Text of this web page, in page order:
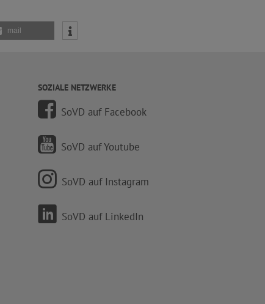
mail
SOZIALE NETZWERKE
SoVD auf Facebook
SoVD auf Youtube
SoVD auf Instagram
SoVD auf LinkedIn